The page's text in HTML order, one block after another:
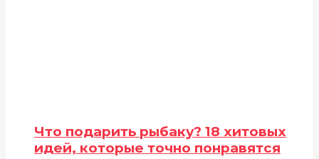
Что подарить рыбаку? 18 хитовых
идей, которые точно понравятся